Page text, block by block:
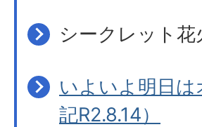
シークレット花
いよいよ明日
記R2.8.14）